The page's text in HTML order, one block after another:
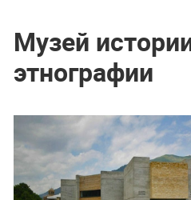
Музей
этнографии